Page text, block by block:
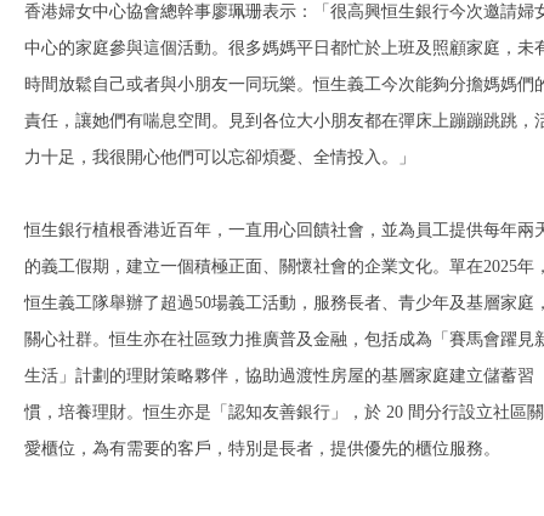
香港婦女中心協會總幹事廖珮珊表示：「很高興恒生銀行今次邀請婦
中心的家庭參與這個活動。很多媽媽平日都忙於上班及照顧家庭，未
時間放鬆自己或者與小朋友一同玩樂。恒生義工今次能夠分擔媽媽們
責任，讓她們有喘息空間。見到各位大小朋友都在彈床上蹦蹦跳跳，
力十足，我很開心他們可以忘卻煩憂、全情投入。」
恒生銀行植根香港近百年，一直用心回饋社會，並為員工提供每年兩
的義工假期，建立一個積極正面、關懷社會的企業文化。單在2025年
恒生義工隊舉辦了超過50場義工活動，服務長者、青少年及基層家庭
關心社群。恒生亦在社區致力推廣普及金融，包括成為「賽馬會躍見
生活」計劃的理財策略夥伴，協助過渡性房屋的基層家庭建立儲蓄習
慣，培養理財。恒生亦是「認知友善銀行」，於 20 間分行設立社區關
愛櫃位，為有需要的客戶，特別是長者，提供優先的櫃位服務。